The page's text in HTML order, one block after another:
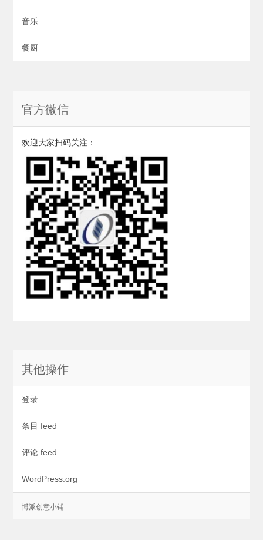
音乐
餐厨
官方微信
欢迎大家扫码关注：
其他操作
登录
条目 feed
评论 feed
WordPress.org